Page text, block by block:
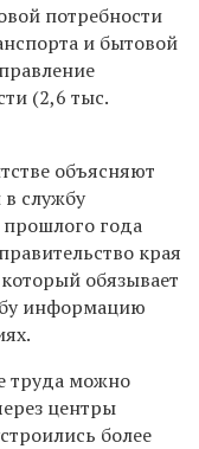
потребности
и бытовой
(2,6 тыс.
объясняют
службу
года
края
обязывает
информацию
труда можно
центры
более